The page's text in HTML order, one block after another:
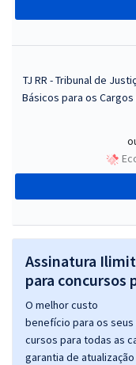
TJ RR - Tribunal de
Básicos para os
Assinatura
para concursos
O melhor custo
benefício para os
cursos para todas as
garantia de